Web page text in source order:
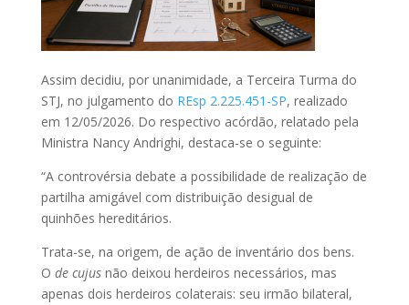
Assim decidiu, por unanimidade, a Terceira Turma do
STJ, no julgamento do REsp 2.225.451-SP, realizado
em 12/05/2026. Do respectivo acórdão, relatado pela
Ministra Nancy Andrighi, destaca-se o seguinte:
“A controvérsia debate a possibilidade de realização de
partilha amigável com distribuição desigual de
quinhões hereditários.
Trata-se, na origem, de ação de inventário dos bens.
O de cujusnão deixou herdeiros necessários, mas
apenas dois herdeiros colaterais: seu irmão bilateral,